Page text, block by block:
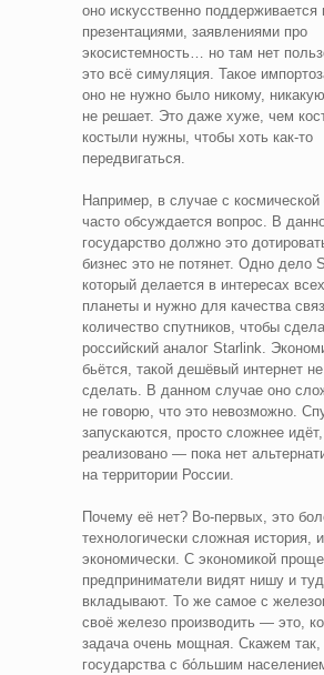
оно искусственно поддерживается
презентациями, заявлениями про
экосистемность… но там нет
это всё симуляция. Такое
оно не нужно было никому,
не решает. Это даже хуже, чем
костыли нужны, чтобы хоть как-то
передвигаться.
Например, в случае с
часто обсуждается вопрос. В
государство должно это
бизнес это не потянет. Одно дело
который делается в интересах
планеты и нужно для качества
количество спутников, чтобы
российский аналог Starlink.
бьётся, такой дешёвый интернет
сделать. В данном случае оно
не говорю, что это невозможно.
запускаются, просто сложнее
реализовано — пока нет
на территории России.
Почему её нет? Во-первых, это
технологически сложная история,
экономически. С экономикой
предприниматели видят нишу и
вкладывают. То же самое с
своё железо производить — это,
задача очень мощная. Скажем так,
государства с бо́льшим